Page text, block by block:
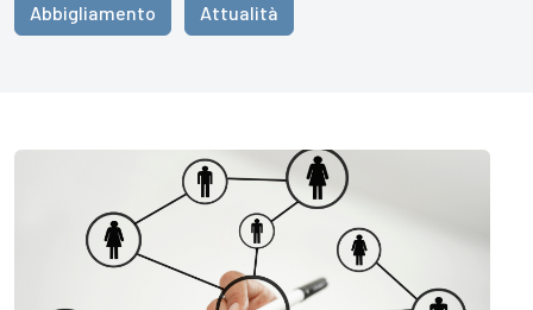
Abbigliamento Attualità